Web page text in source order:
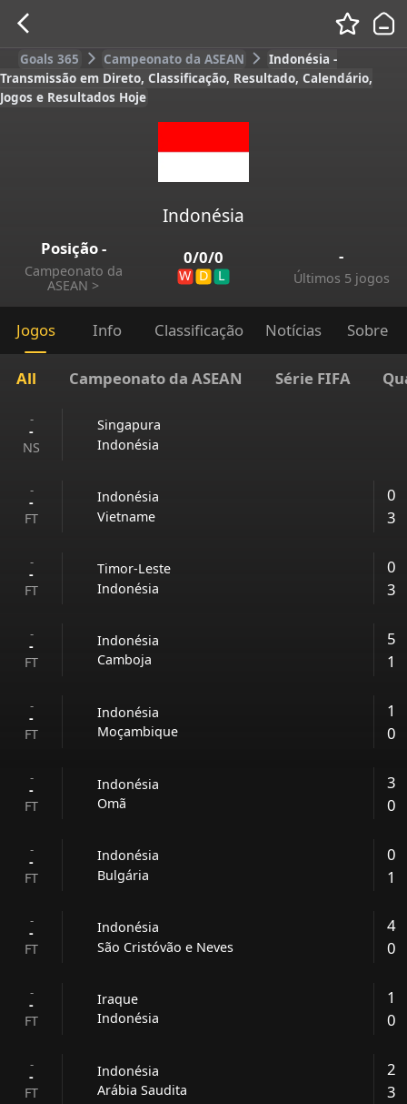
Goals 365 Campeonato da ASEAN
Indonésia -
Transmissão em Direto, Classificação, Resultado, Calendário,
Jogos e Resultados Hoje
Indonésia
Posição-
Campeonato da
ASEAN >
0/0/0
W D L
-
Últimos 5 jogos
Jogos Info Classificação Notícias Sobre
All Campeonato da ASEAN Série FIFA
-
-
NS
Singapura
Indonésia
-
-
FT
Indonésia
Vietname
0
3
-
-
FT
Timor-Leste
Indonésia
0
3
-
-
FT
Indonésia
Camboja
5
1
-
-
FT
Indonésia
Moçambique
1
0
-
-
FT
Indonésia
Omã
3
0
-
-
FT
Indonésia
Bulgária
0
1
-
-
FT
Indonésia
São Cristóvão e Neves
4
0
-
-
FT
Iraque
Indonésia
1
0
-
-
FT
Indonésia
Arábia Saudita
2
3